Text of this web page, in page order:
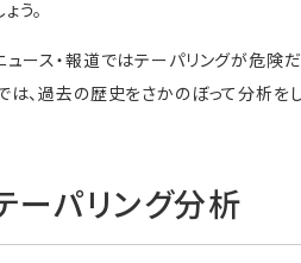
う。
ュース・報道ではテーパリングが危
は、過去の歴史をさかのぼって分析をし
ーパリング分析